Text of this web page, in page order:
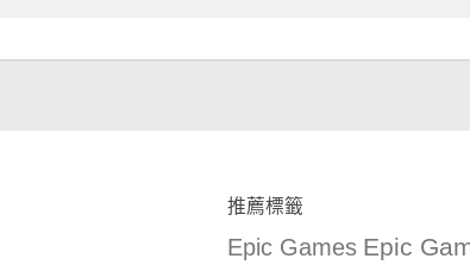
推薦標籤
Epic Games Epic